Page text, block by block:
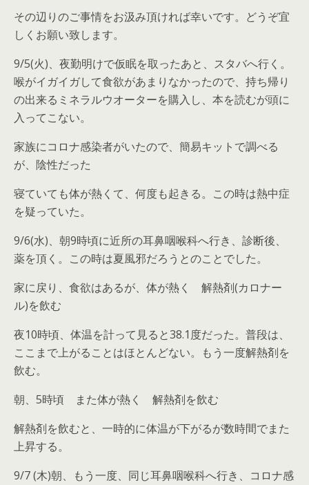
その辺りのご事情をお汲み頂ければ幸いです。どうぞ宜
しくお願い致します。
9/5(火)、夜勤明けで仮眠を取ったあと、スタバへ行く。
喉がイガイガして食欲があまりなかったので、持ち帰り
の出来るミネラルウオーターを購入し、本を読むが頭に
入ってこない。
家族にコロナ感染者がいたので、簡易キットで調べる
が、陰性だった
寝ていても体が熱くて、何度も起きる。この時は熱中症
を疑っていた。
9/6(水)、朝9時頃に近所の耳鼻咽喉科へ行き、診断後、
薬を頂く。この時は夏風邪だろうとのことでした。
家に戻り、食欲はあるが、体が熱く 解熱剤(カロナー
ル)を飲む
夜10時頃、体温を計って見ると38.1度だった。普段は、
ここまで上がることはほとんどない。もう一度解熱剤を
飲む。
朝、5時頃 また体が熱く 解熱剤を飲む
解熱剤を飲むと、一時的に体温が下がるが数時間でまた
上昇する。
9/7 (木)朝、もう一度、同じ耳鼻咽喉科へ行き、コロナ感